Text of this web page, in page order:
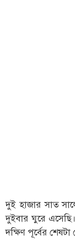
দুই হাজার সাত
দুইবার ঘুরে
দক্ষিণ পূর্বের শেষটা